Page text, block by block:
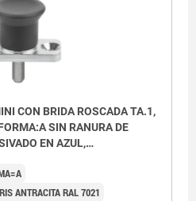
CON BRIDA ROSCADA TA.1,
SIN RANURA DE
EN AZUL,
ANTRACITA RAL 7021